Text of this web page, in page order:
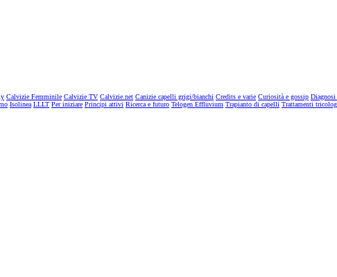
Calvizie Femminile Calvizie TV Calvizie.net Canizie capelli grigi/bianchi Credits e varie Curiosità e gossip Diagnosi
Isolinea LLLT Per iniziare Principi attivi Ricerca e futuro Telogen Effluvium Trapianto di capelli Trattamenti